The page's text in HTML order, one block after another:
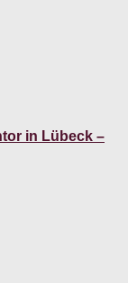
in Lübeck –